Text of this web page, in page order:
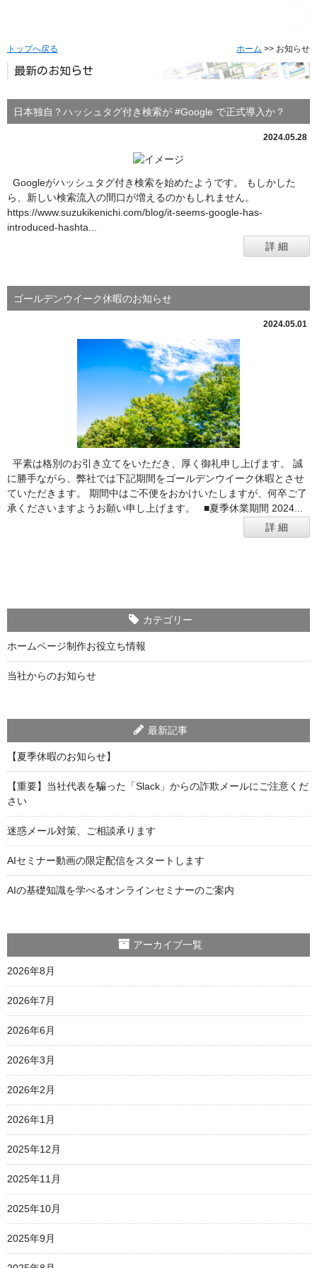
トップへ戻る ホーム >> お知らせ
最新のお知らせ
日本独自？ハッシュタグ付き検索が #Google で正式導入か？
2024.05.28
Googleがハッシュタグ付き検索を始めたようです。 もしかした
ら、新しい検索流入の間口が増えるのかもしれません。
https://www.suzukikenichi.com/blog/it-seems-google-has-
introduced-hashta...
詳 細
ゴールデンウイーク休暇のお知らせ
2024.05.01
平素は格別のお引き立てをいただき、厚く御礼申し上げます。 誠
に勝手ながら、弊社では下記期間をゴールデンウイーク休暇とさせ
ていただきます。 期間中はご不便をおかけいたしますが、何卒ご了
承くださいますようお願い申し上げます。 ■夏季休業期間 2024...
詳 細
カテゴリー
ホームページ制作お役立ち情報
当社からのお知らせ
最新記事
【夏季休暇のお知らせ】
【重要】当社代表を騙った「Slack」からの詐欺メールにご注意くだ
さい
迷惑メール対策、ご相談承ります
AIセミナー動画の限定配信をスタートします
AIの基礎知識を学べるオンラインセミナーのご案内
アーカイブ一覧
2026年8月
2026年7月
2026年6月
2026年3月
2026年2月
2026年1月
2025年12月
2025年11月
2025年10月
2025年9月